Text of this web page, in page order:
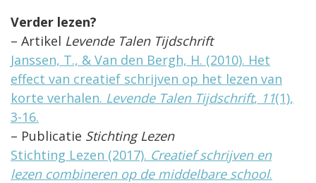
Verder lezen?
– Artikel Levende Talen Tijdschrift
Janssen, T., & Van den Bergh, H. (2010). Het
effect van creatief schrijven op het lezen van
korte verhalen. Levende Talen Tijdschrift, 11(1),
3-16.
– Publicatie Stichting Lezen
Stichting Lezen (2017). Creatief schrijven en
lezen combineren op de middelbare school.